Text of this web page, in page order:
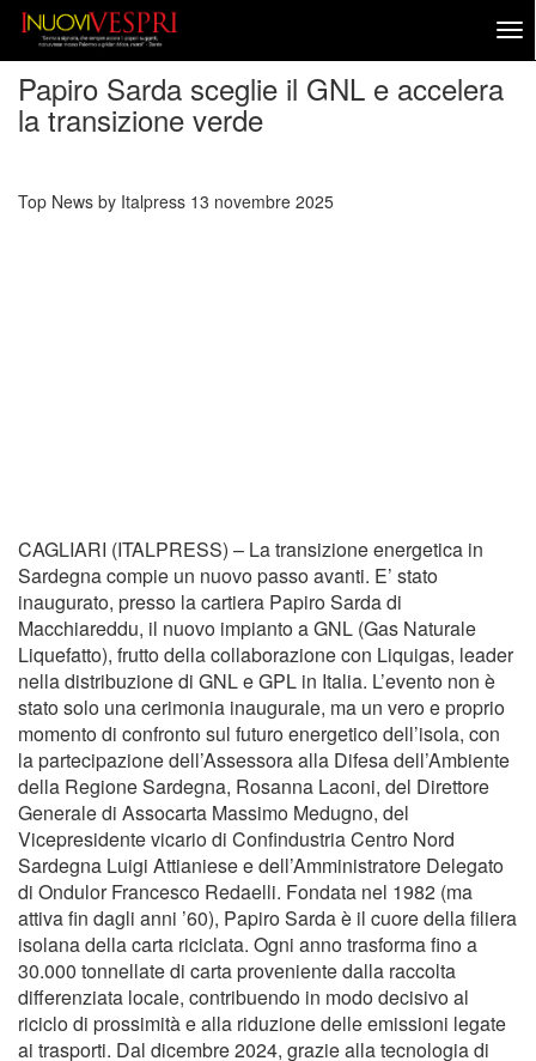
Papiro Sarda sceglie il GNL e accelera
la transizione verde
Top News by Italpress 13 novembre 2025
CAGLIARI (ITALPRESS) – La transizione energetica in
Sardegna compie un nuovo passo avanti. E’ stato
inaugurato, presso la cartiera Papiro Sarda di
Macchiareddu, il nuovo impianto a GNL (Gas Naturale
Liquefatto), frutto della collaborazione con Liquigas, leader
nella distribuzione di GNL e GPL in Italia. L’evento non è
stato solo una cerimonia inaugurale, ma un vero e proprio
momento di confronto sul futuro energetico dell’isola, con
la partecipazione dell’Assessora alla Difesa dell’Ambiente
della Regione Sardegna, Rosanna Laconi, del Direttore
Generale di Assocarta Massimo Medugno, del
Vicepresidente vicario di Confindustria Centro Nord
Sardegna Luigi Attianiese e dell’Amministratore Delegato
di Ondulor Francesco Redaelli. Fondata nel 1982 (ma
attiva fin dagli anni ’60), Papiro Sarda è il cuore della filiera
isolana della carta riciclata. Ogni anno trasforma fino a
30.000 tonnellate di carta proveniente dalla raccolta
differenziata locale, contribuendo in modo decisivo al
riciclo di prossimità e alla riduzione delle emissioni legate
ai trasporti. Dal dicembre 2024, grazie alla tecnologia di